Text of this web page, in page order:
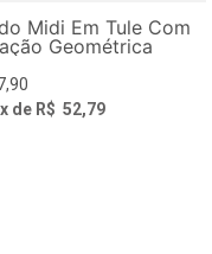
Midi Em Tule Com
Geométrica
,90
x de R$ 52,79